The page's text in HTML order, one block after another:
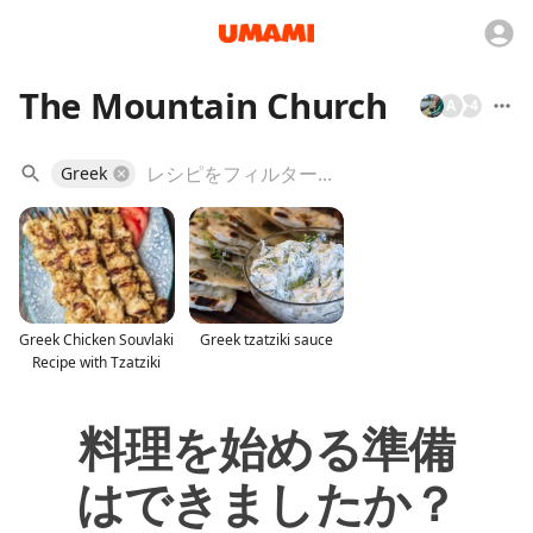
The Mountain Church +4
A
Greek
Greek Chicken Souvlaki
Recipe with Tzatziki
Greek tzatziki sauce
料理を始める準備
はできましたか？